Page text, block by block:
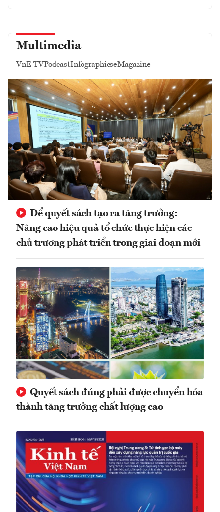
Multimedia
VnE TVPodcastInfographicseMagazine
Để quyết sách tạo ra tăng trưởng:
Nâng cao hiệu quả tổ chức thực hiện các
chủ trương phát triển trong giai đoạn mới
Quyết sách đúng phải được chuyển hóa
thành tăng trưởng chất lượng cao